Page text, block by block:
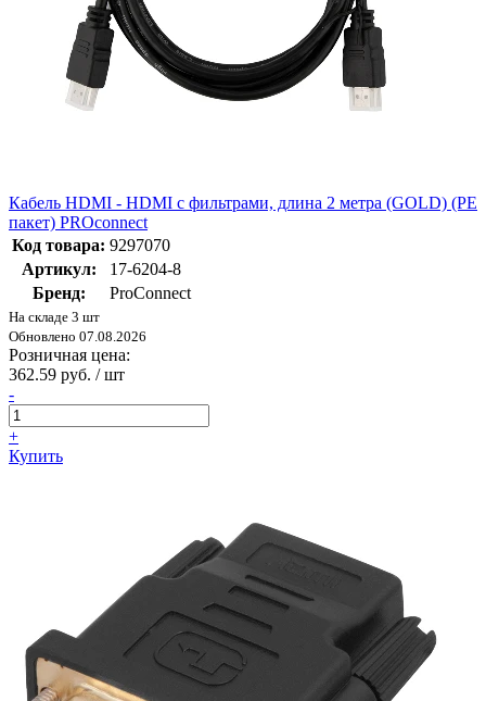
Кабель HDMI - HDMI с фильтрами, длина 2 метра (GOLD) (PE
пакет) PROconnect
Код товара: 9297070
Артикул:
17-6204-8
Бренд:
ProConnect
На складе 3 шт
Обновлено 07.08.2026
Розничная цена:
362.59 руб. / шт
-
+
Купить